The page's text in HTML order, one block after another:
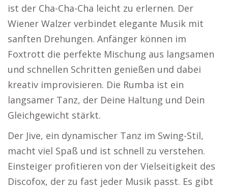
ist der Cha-Cha-Cha leicht zu erlernen. Der
Wiener Walzer verbindet elegante Musik mit
sanften Drehungen. Anfänger können im
Foxtrott die perfekte Mischung aus langsamen
und schnellen Schritten genießen und dabei
kreativ improvisieren. Die Rumba ist ein
langsamer Tanz, der Deine Haltung und Dein
Gleichgewicht stärkt.
Der Jive, ein dynamischer Tanz im Swing-Stil,
macht viel Spaß und ist schnell zu verstehen.
Einsteiger profitieren von der Vielseitigkeit des
Discofox, der zu fast jeder Musik passt. Es gibt